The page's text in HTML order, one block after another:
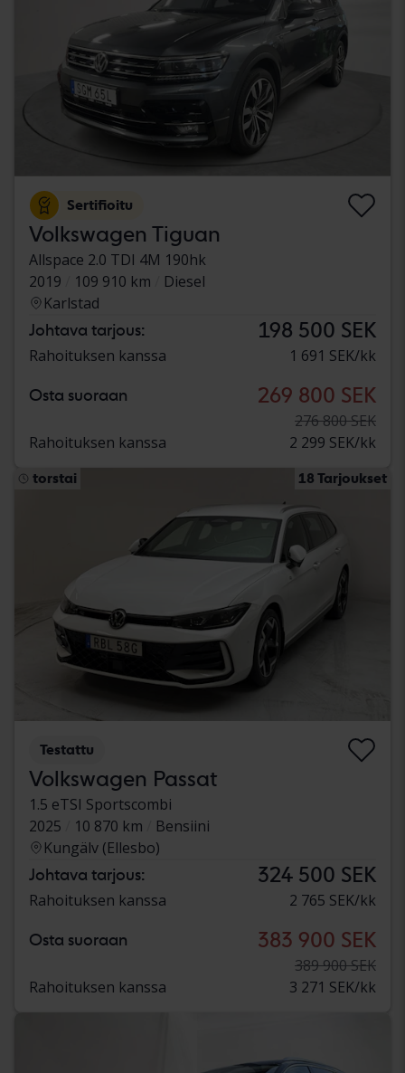
Sertifioitu
Volkswagen Tiguan
Allspace 2.0 TDI 4M 190hk
2019
109 910 km
Diesel
Karlstad
Johtava tarjous: 198 500 SEK
Rahoituksen kanssa 1 691 SEK/kk
Osta suoraan 269 800 SEK
276 800 SEK
Rahoituksen kanssa
2 299 SEK/kk
torstai 18 Tarjoukset
Testattu
Volkswagen Passat
1.5 eTSI Sportscombi
2025
10 870 km
Bensiini
Kungälv (Ellesbo)
Johtava tarjous: 324 500 SEK
Rahoituksen kanssa 2 765 SEK/kk
Osta suoraan 383 900 SEK
389 900 SEK
Rahoituksen kanssa
3 271 SEK/kk